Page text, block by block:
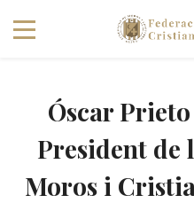
Óscar
President de
Moros i